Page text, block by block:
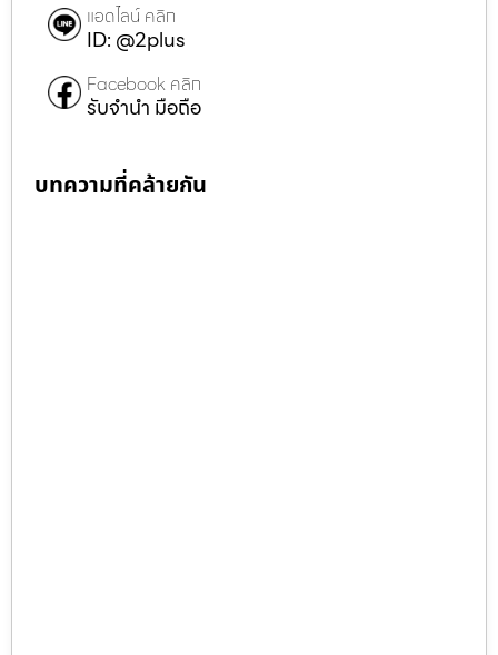
แอดไลน์ คลิก
ID: @2plus
Facebook คลิก
รับจำนำ มือถือ
บทความที่คล้ายกัน